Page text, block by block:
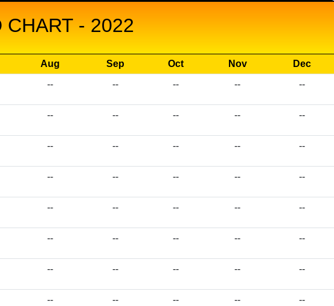
CHART - 2022
Aug Sep Oct Nov
Dec
-- -- -- -- --
-- -- -- -- --
-- -- -- -- --
-- -- -- -- --
-- -- -- -- --
-- -- -- -- --
-- -- -- -- --
-- -- -- -- --